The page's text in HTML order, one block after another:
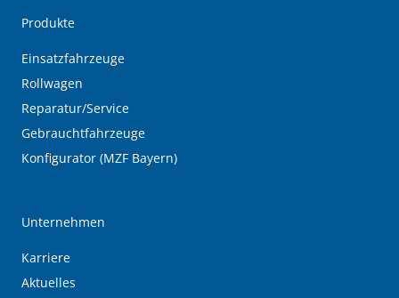
Produkte
Einsatzfahrzeuge
Rollwagen
Reparatur/Service
Gebrauchtfahrzeuge
Konfigurator (MZF Bayern)
Unternehmen
Karriere
Aktuelles